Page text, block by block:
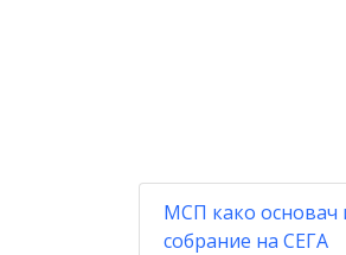
МСП како основач
собрание на СЕГА